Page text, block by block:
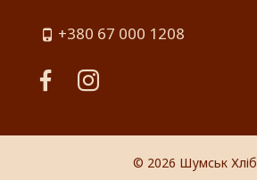
+380 67 000 1208
facebookinstagram
© 2026 Шумськ Хліб